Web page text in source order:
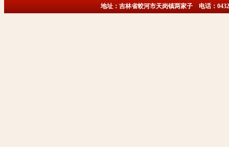
地址：吉林省蛟河市天岗镇两家子 电话：